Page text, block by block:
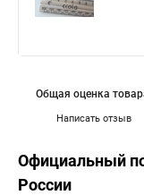
Написать отзыв
Общая оценка
Официальный
России